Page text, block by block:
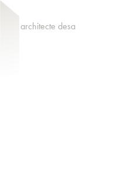
architecte desa